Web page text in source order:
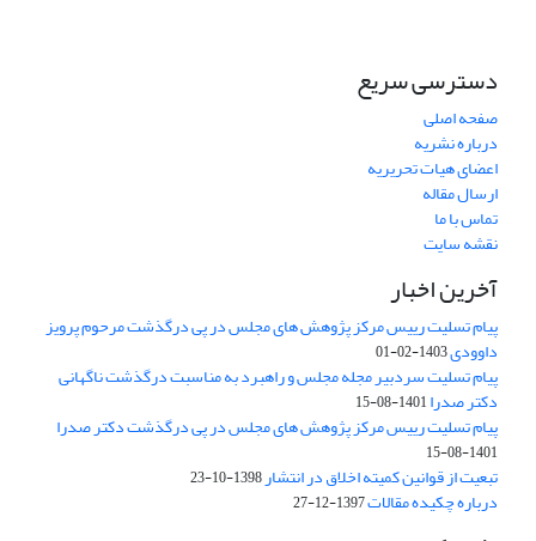
دسترسی سریع
صفحه اصلی
درباره نشریه
اعضای هیات تحریریه
ارسال مقاله
تماس با ما
نقشه سایت
آخرین اخبار
پیام تسلیت رییس مرکز پژوهش های مجلس در پی درگذشت مرحوم پرویز
داوودی1403-02-01
پیام تسلیت سردبیر مجله مجلس و راهبرد به مناسبت درگذشت ناگهانی
دکتر صدرا1401-08-15
پیام تسلیت رییس مرکز پژوهش های مجلس در پی درگذشت دکتر صدرا
1401-08-15
تبعیت از قوانین کمیته اخلاق در انتشار1398-10-23
درباره چکیده مقالات1397-12-27